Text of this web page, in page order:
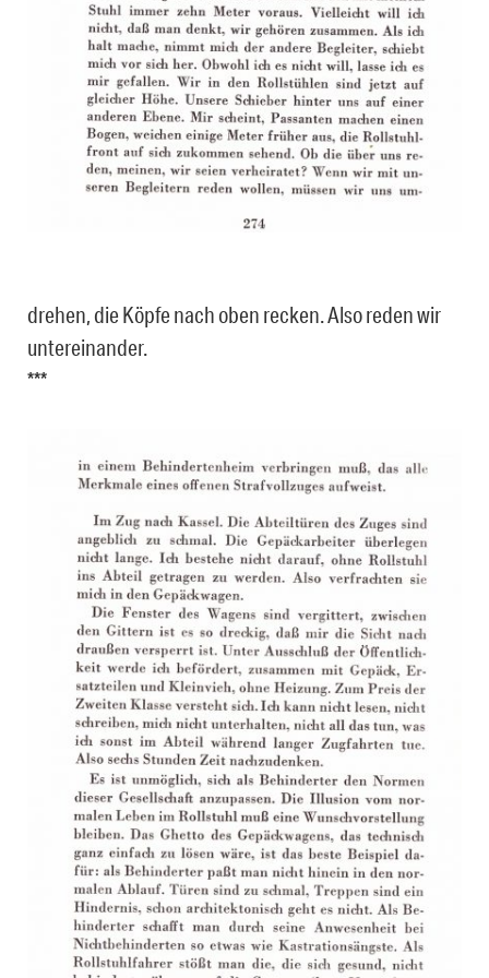
drehen, die Köpfe nach oben recken. Also reden wir
untereinander.
***